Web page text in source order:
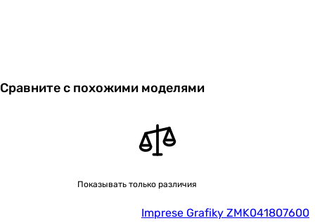
Сравните с похожими моделями
Показывать только различия
Imprese Grafiky ZMK041807600